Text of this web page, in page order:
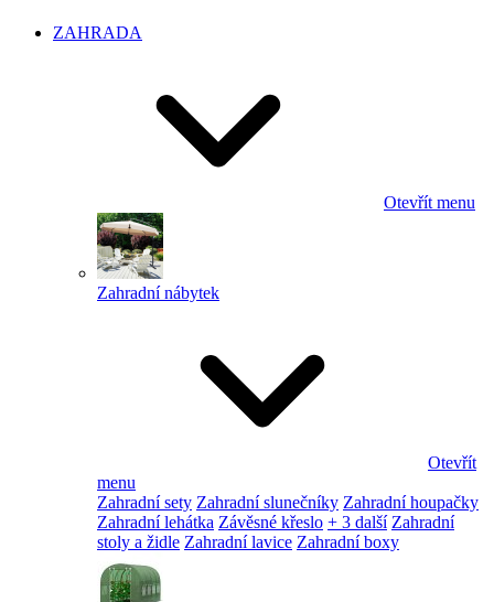
ZAHRADA
Otevřít menu
Zahradní nábytek
Otevřít
menu
Zahradní sety Zahradní slunečníky Zahradní houpačky
Zahradní lehátka Závěsné křeslo + 3 další Zahradní
stoly a židle Zahradní lavice Zahradní boxy